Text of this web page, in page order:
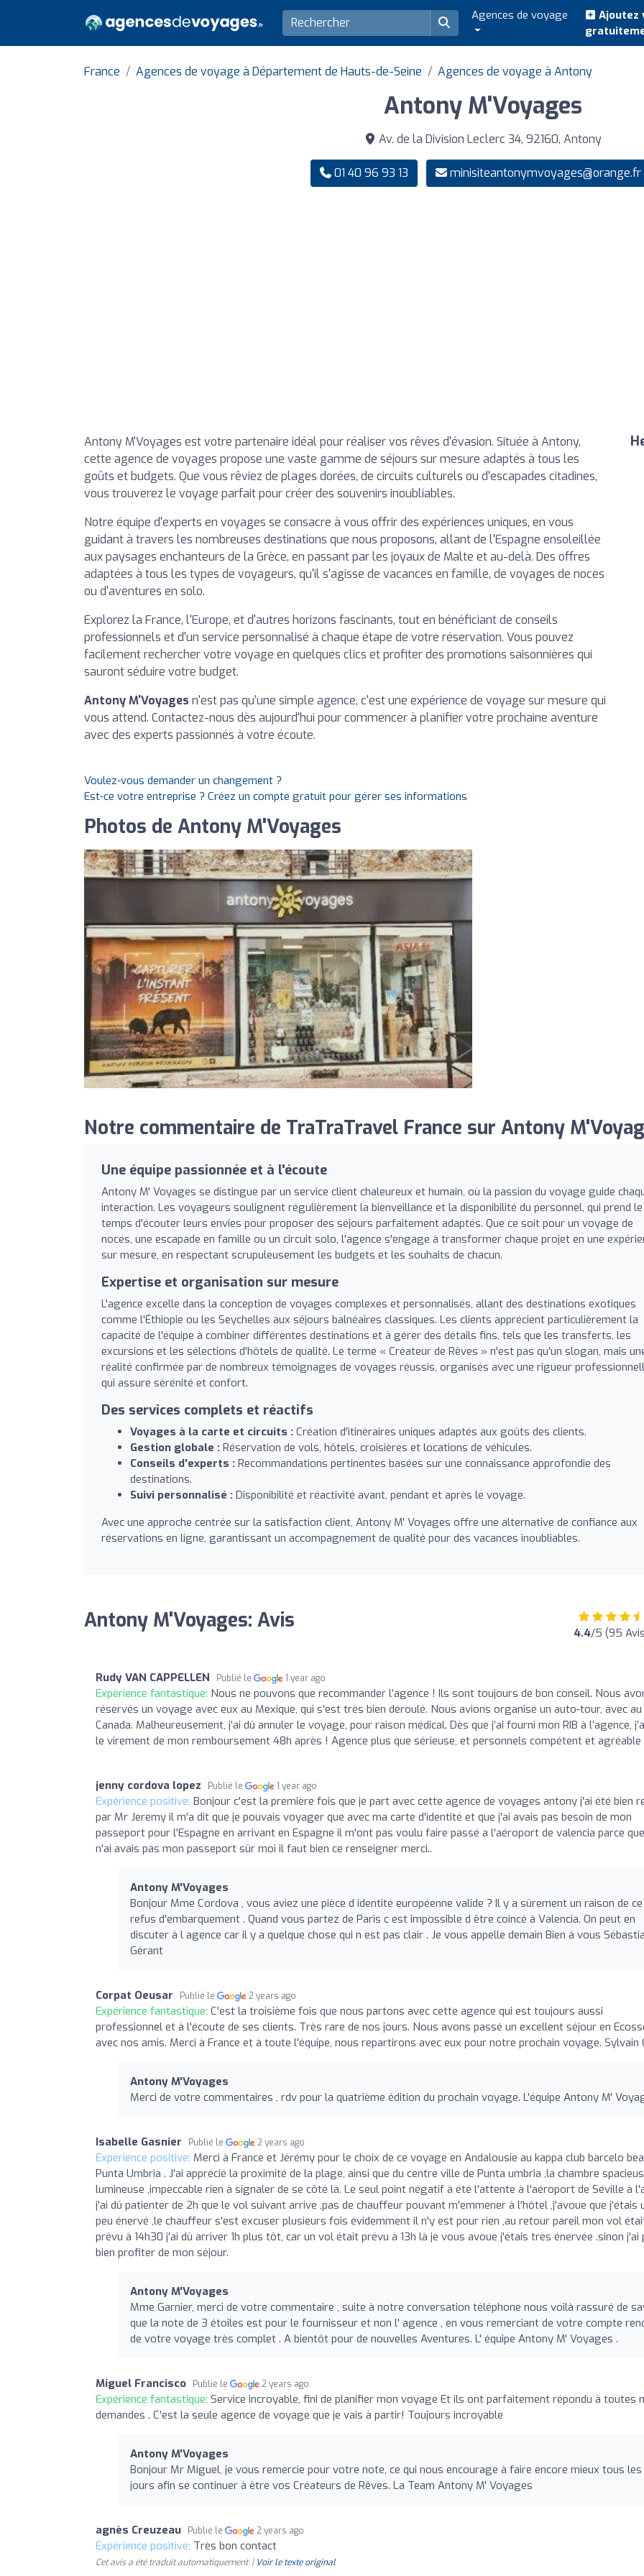
Agences de voyage
Ajoutez
France Agences de voyage à Département de Hauts-de-Seine Agences de voyage à Antony
Antony M'Voyages
Av. de la Division Leclerc 34, 92160, Antony
01 40 96 93 13 minisiteantonymvoyages@orange.fr
Antony M'Voyages est votre partenaire idéal pour réaliser vos rêves d'évasion. Située à Antony,
cette agence de voyages propose une vaste gamme de séjours sur mesure adaptés à tous les
goûts et budgets. Que vous rêviez de plages dorées, de circuits culturels ou d'escapades citadines,
vous trouverez le voyage parfait pour créer des souvenirs inoubliables.
Notre équipe d'experts en voyages se consacre à vous offrir des expériences uniques, en vous
guidant à travers les nombreuses destinations que nous proposons, allant de l'Espagne ensoleillée
aux paysages enchanteurs de la Grèce, en passant par les joyaux de Malte et au-delà. Des offres
adaptées à tous les types de voyageurs, qu'il s'agisse de vacances en famille, de voyages de noces
ou d'aventures en solo.
Explorez la France, l'Europe, et d'autres horizons fascinants, tout en bénéficiant de conseils
professionnels et d'un service personnalisé à chaque étape de votre réservation. Vous pouvez
facilement rechercher votre voyage en quelques clics et profiter des promotions saisonnières qui
sauront séduire votre budget.
Antony M'Voyages n'est pas qu'une simple agence, c'est une expérience de voyage sur mesure qui
vous attend. Contactez-nous dès aujourd'hui pour commencer à planifier votre prochaine aventure
avec des experts passionnés à votre écoute.
Voulez-vous demander un changement ?
Est-ce votre entreprise ? Créez un compte gratuit pour gérer ses informations
Photos de Antony M'Voyages
Notre commentaire de TraTraTravel France sur Antony
Une équipe passionnée et à l'écoute
Antony M' Voyages se distingue par un service client chaleureux et humain, où la passion du voyage guide
interaction. Les voyageurs soulignent régulièrement la bienveillance et la disponibilité du personnel, qui prend le
temps d'écouter leurs envies pour proposer des séjours parfaitement adaptés. Que ce soit pour un voyage de
noces, une escapade en famille ou un circuit solo, l'agence s'engage à transformer chaque projet en une
sur mesure, en respectant scrupuleusement les budgets et les souhaits de chacun.
Expertise et organisation sur mesure
L'agence excelle dans la conception de voyages complexes et personnalisés, allant des destinations exotiques
comme l'Éthiopie ou les Seychelles aux séjours balnéaires classiques. Les clients apprécient particulièrement la
capacité de l'équipe à combiner différentes destinations et à gérer des détails fins, tels que les transferts, les
excursions et les sélections d'hôtels de qualité. Le terme « Créateur de Rêves » n'est pas qu'un slogan, mais
réalité confirmée par de nombreux témoignages de voyages réussis, organisés avec une rigueur
qui assure sérénité et confort.
Des services complets et réactifs
Voyages à la carte et circuits : Création d'itinéraires uniques adaptés aux goûts des clients.
Gestion globale : Réservation de vols, hôtels, croisières et locations de véhicules.
Conseils d'experts : Recommandations pertinentes basées sur une connaissance approfondie des
destinations.
Suivi personnalisé : Disponibilité et réactivité avant, pendant et après le voyage.
Avec une approche centrée sur la satisfaction client, Antony M' Voyages offre une alternative de confiance aux
réservations en ligne, garantissant un accompagnement de qualité pour des vacances inoubliables.
Antony M'Voyages: Avis 4.4/5 (95
Rudy VAN CAPPELLEN Publié le 1 year ago
Expérience fantastique: Nous ne pouvons que recommander l’agence ! Ils sont toujours de bon conseil. Nous
réservés un voyage avec eux au Mexique, qui s’est très bien déroulé. Nous avions organisé un auto-tour, avec au
Canada. Malheureusement, j’ai dû annuler le voyage, pour raison médical. Dès que j’ai fourni mon RIB à l’agence,
le virement de mon remboursement 48h après ! Agence plus que sérieuse, et personnels compétent et agréable
jenny cordova lopez Publié le 1 year ago
Expérience positive: Bonjour c'est la première fois que je part avec cette agence de voyages antony j'ai été bien
par Mr Jeremy il m'a dit que je pouvais voyager que avec ma carte d'identité et que j'ai avais pas besoin de mon
passeport pour l'Espagne en arrivant en Espagne il m'ont pas voulu faire passé a l'aéroport de valencia parce
n'ai avais pas mon passeport sûr moi il faut bien ce renseigner merci..
Antony M'Voyages
Bonjour Mme Cordova , vous aviez une pièce d identité européenne valide ? Il y a sûrement un raison de ce
refus d'embarquement . Quand vous partez de Paris c est impossible d être coincé à Valencia. On peut en
discuter à l agence car il y a quelque chose qui n est pas clair . Je vous appelle demain Bien à vous
Gérant
Corpat Oeusar Publié le 2 years ago
Expérience fantastique: C'est la troisième fois que nous partons avec cette agence qui est toujours aussi
professionnel et à l'écoute de ses clients. Très rare de nos jours. Nous avons passé un excellent séjour en
avec nos amis. Merci à France et à toute l'équipe, nous repartirons avec eux pour notre prochain voyage. Sylvain
Antony M'Voyages
Merci de votre commentaires , rdv pour la quatrième édition du prochain voyage. L'équipe Antony M'
Isabelle Gasnier Publié le 2 years ago
Expérience positive: Merci à France et Jérémy pour le choix de ce voyage en Andalousie au kappa club barcelo
Punta Umbria . J'ai apprécié la proximité de la plage, ainsi que du centre ville de Punta umbria ,la chambre
lumineuse ,impeccable rien à signaler de se côté là. Le seul point négatif à été l'attente à l'aéroport de Séville à
j'ai dû patienter de 2h que le vol suivant arrive ,pas de chauffeur pouvant m'emmener à l'hôtel ,j'avoue que j'étais
peu énervé ,le chauffeur s'est excuser plusieurs fois évidemment il n'y est pour rien ,au retour pareil mon vol
prévu à 14h30 j'ai dû arriver 1h plus tôt, car un vol était prévu à 13h là je vous avoue j'étais très énervée .sinon j'ai
bien profiter de mon séjour.
Antony M'Voyages
Mme Garnier, merci de votre commentaire , suite à notre conversation téléphone nous voilà rassuré de
que la note de 3 étoiles est pour le fournisseur et non l' agence , en vous remerciant de votre compte
de votre voyage très complet . A bientôt pour de nouvelles Aventures. L' équipe Antony M' Voyages .
Miguel Francisco Publié le 2 years ago
Expérience fantastique: Service incroyable, fini de planifier mon voyage Et ils ont parfaitement répondu à toutes
demandes . C'est la seule agence de voyage que je vais à partir! Toujours incroyable
Antony M'Voyages
Bonjour Mr Miguel, je vous remercie pour votre note, ce qui nous encourage à faire encore mieux tous les
jours afin se continuer à être vos Créateurs de Rêves. La Team Antony M' Voyages
agnès Creuzeau Publié le 2 years ago
Expérience positive: Très bon contact
Cet avis a été traduit automatiquement. | Voir le texte original